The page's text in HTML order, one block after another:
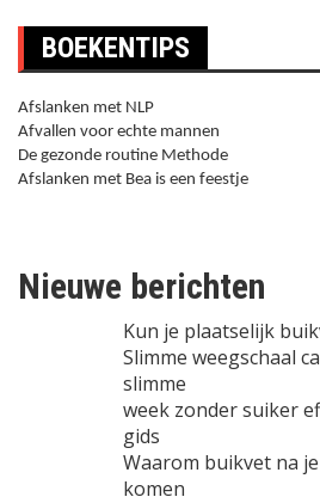
BOEKENTIPS
Afslanken met NLP
Afvallen voor echte mannen
De gezonde routine Methode
Afslanken met Bea is een feestje
Nieuwe berichten
Kun je plaatselijk
Slimme weegschaal
slimme
week zonder suiker
gids
Waarom buikvet na
komen